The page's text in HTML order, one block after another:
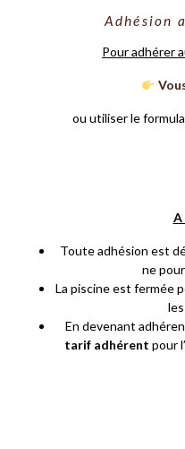
Adhésion
Pour adhérer
ou utiliser le
A
Toute adhésion est
ne
La piscine est fermée
En devenant
tarif adhérent pour